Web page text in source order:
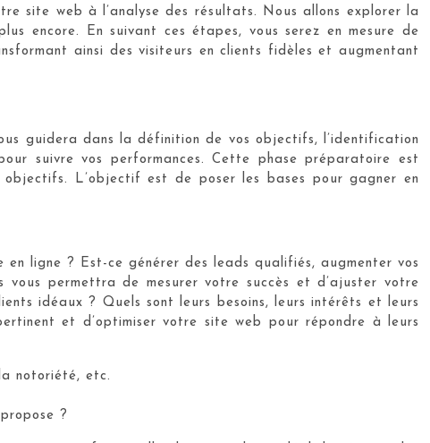
site web à l’analyse des résultats. Nous allons explorer la
encore. En suivant ces étapes, vous serez en mesure de
ainsi des visiteurs en clients fidèles et augmentant
guidera dans la définition de vos objectifs, l’identification
suivre vos performances. Cette phase préparatoire est
L’objectif est de poser les bases pour gagner en
ligne ? Est-ce générer des leads qualifiés, augmenter vos
permettra de mesurer votre succès et d’ajuster votre
idéaux ? Quels sont leurs besoins, leurs intérêts et leurs
et d’optimiser votre site web pour répondre à leurs
notoriété, etc.
?